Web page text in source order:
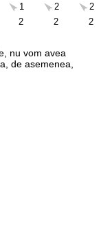
1
2
2
2
2
2
nu vom avea
de asemenea,